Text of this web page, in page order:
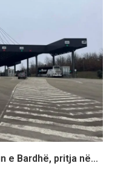
e Bardhë, pritja në...